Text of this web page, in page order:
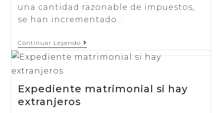
una cantidad razonable de impuestos,
se han incrementado…
Continuar LeyendoDonacion
A
Cuenta
Expediente matrimonial si hay
extranjeros